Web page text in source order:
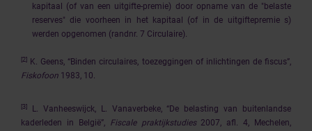
kapitaal (of van een uitgifte-premie) door opname van de "belaste
reserves" die voorheen in het kapitaal (of in de uitgiftepremie s)
werden opgenomen (randnr. 7 Circulaire).
[2]
K. Geens, “Binden circulaires, toezeggingen of inlichtingen de fiscus”,
Fiskofoon 1983, 10.
[3]
L. Vanheeswijck, L. Vanaverbeke, “De belasting van buitenlandse
kaderleden in België”, Fiscale praktijkstudies 2007, afl. 4, Mechelen,